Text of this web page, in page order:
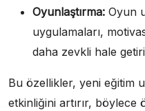
Oyunlaştırma: Oyun
uygulamaları,
daha zevkli hale
Bu özellikler, yeni eğitim
etkinliğini artırır,